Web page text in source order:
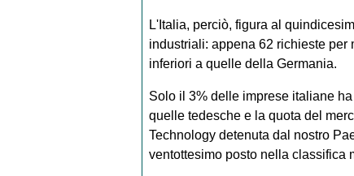
L'Italia, perciò, figura al
industriali: appena 62 richieste
inferiori a quelle della Germania.
Solo il 3% delle imprese italiane
quelle tedesche e la quota del
Technology detenuta dal nostro
ventottesimo posto nella classifica